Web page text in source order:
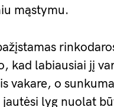
mąstymu.
kad labiausiai jį
vakare, o
lyg nuolat